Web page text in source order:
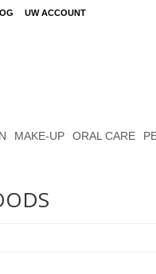
UW ACCOUNT
MAKE-UP ORAL CARE